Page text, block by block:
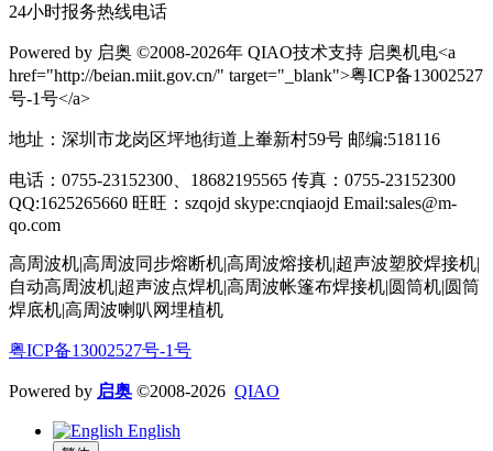
24小时报务热线电话
Powered by 启奥 ©2008-2026年 QIAO技术支持 启奥机电<a
href="http://beian.miit.gov.cn/" target="_blank">粤ICP备13002527
号-1号</a>
地址：深圳市龙岗区坪地街道上輋新村59号 邮编:518116
电话：0755-23152300、18682195565 传真：0755-23152300
QQ:1625265660 旺旺：szqojd skype:cnqiaojd Email:sales@m-
qo.com
高周波机|高周波同步熔断机|高周波熔接机|超声波塑胶焊接机|
自动高周波机|超声波点焊机|高周波帐篷布焊接机|圆筒机|圆筒
焊底机|高周波喇叭网埋植机
粤ICP备13002527号-1号
Powered by 启奥 ©2008-2026 QIAO
English